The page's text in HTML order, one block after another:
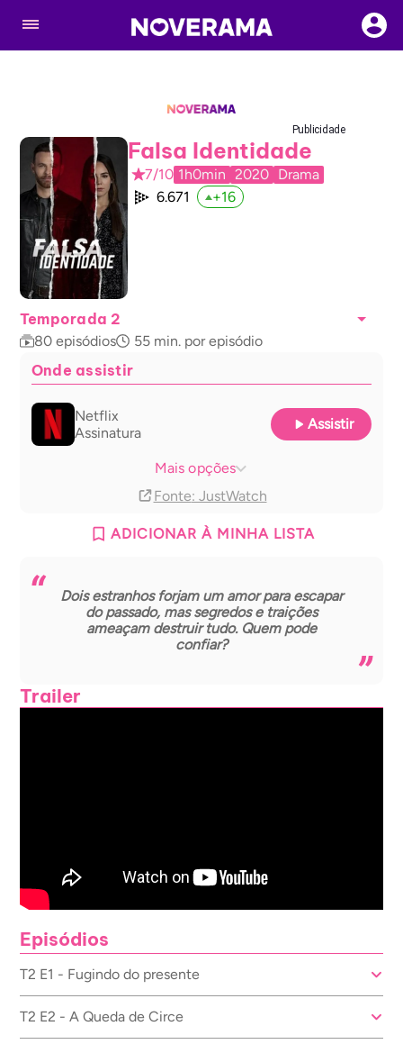
Publicidade
Falsa Identidade
7/10 1h0min 2020 Drama
6.671
+16
Temporada 2
80 episódios 55 min. por episódio
Onde assistir
Netflix
Assinatura
Assistir
Mais opções
Fonte: JustWatch
ADICIONAR À MINHA LISTA
Dois estranhos forjam um amor para escapar
do passado, mas segredos e traições
ameaçam destruir tudo. Quem pode
confiar?
Trailer
Episódios
T2 E1 - Fugindo do presente
T2 E2 - A Queda de Circe